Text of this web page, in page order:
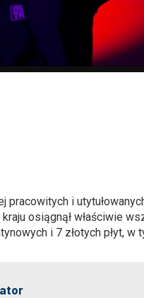
pracowitych i
osiągnął właściwie
i 7 złotych płyt,